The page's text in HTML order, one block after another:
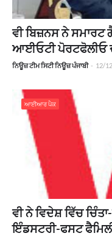
ਵੀ ਬਿਜ਼ਨਸ ਨੇ ਸਮਾਰਟ
ਆਈਓਟੀ ਪੋਰਟਫੋਲੀਓ
ਨਿਊਜ਼ ਟੀਮ ਸਿਟੀ ਨਿਊਜ਼ ਪੰਜਾਬੀ - 12/
ਆਈਆਰ ਪੈਕ
ਵੀ ਨੇ ਵਿਦੇਸ਼ ਵਿੱਚ
ਇੰਡਸਟਰੀ-ਫਸਟ